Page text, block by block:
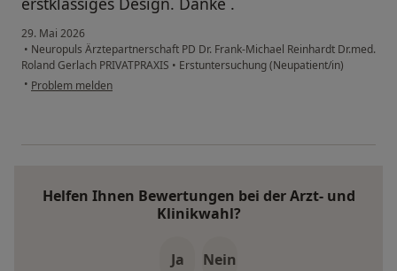
29. Mai 2026
• Neuropuls Ärztepartnerschaft PD Dr. Frank-Michael Reinhardt Dr.med.
Roland Gerlach PRIVATPRAXIS • Erstuntersuchung (Neupatient/in)
• Problem melden
Helfen Ihnen Bewertungen bei der Arzt- und
Klinikwahl?
Ja Nein